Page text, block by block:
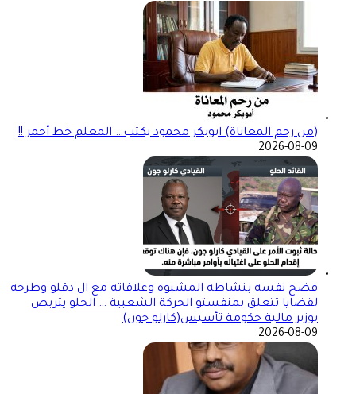
(من رحم المعاناة) ابوبكر محمود يكتب… المعلم خط أحمر !!
2026-08-09
فضح نفسه بنشاطه المشبوه وعلاقاته مع ال دقلو وطرحه
لقضايا تتعلق بمنفستو الحركة الشعبية … الحلو يتربص
بوزير مالية حكومة تأسيس(كارلو جون)
2026-08-09